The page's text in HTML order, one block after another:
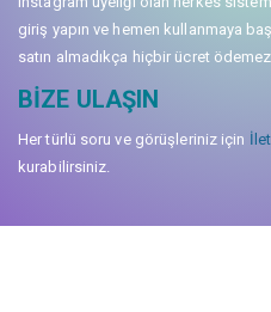
giriş yapın ve hemen kullanmaya
satın almadıkça hiçbir ücret
BIZE ULAŞIN
Her türlü soru ve görüşleriniz için
kurabilirsiniz.